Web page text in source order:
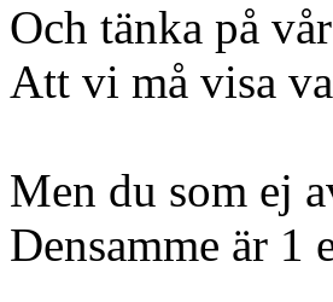
Och tänka på
Att vi må visa
Men du som ej
Densamme är 1